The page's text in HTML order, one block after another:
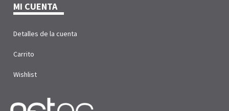
MI CUENTA
Detalles de la cuenta
Carrito
Wishlist